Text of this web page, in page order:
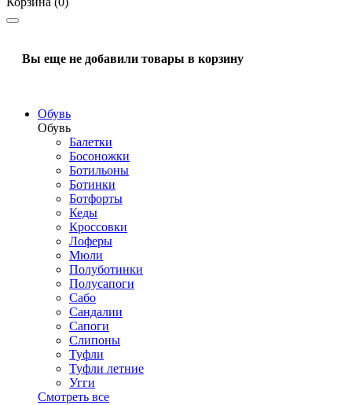
Вы еще не добавили товары в корзину
Обувь
Обувь
Балетки
Босоножки
Ботильоны
Ботинки
Ботфорты
Кеды
Кроссовки
Лоферы
Мюли
Полуботинки
Полусапоги
Сабо
Сандалии
Сапоги
Слипоны
Туфли
Туфли летние
Угги
Смотреть все